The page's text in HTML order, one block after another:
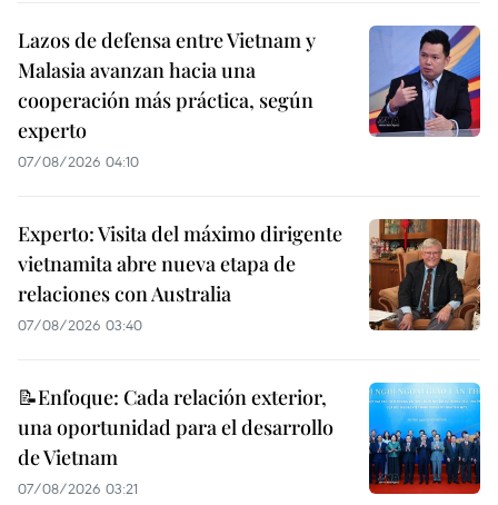
Lazos de defensa entre Vietnam y
Malasia avanzan hacia una
cooperación más práctica, según
experto
07/08/2026 04:10
Experto: Visita del máximo dirigente
vietnamita abre nueva etapa de
relaciones con Australia
07/08/2026 03:40
📝Enfoque: Cada relación exterior,
una oportunidad para el desarrollo
de Vietnam
07/08/2026 03:21